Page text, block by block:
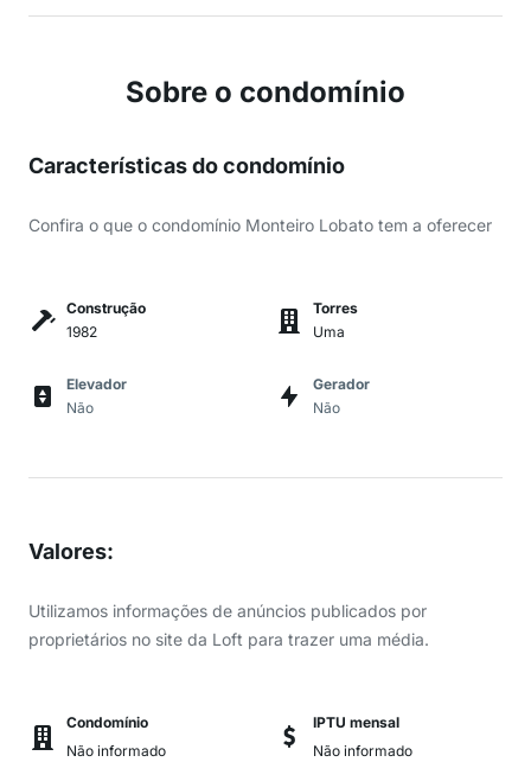
Sobre o condomínio
Características do condomínio
Confira o que o condomínio Monteiro Lobato tem a oferecer
Construção
1982
Torres
Uma
Elevador
Não
Gerador
Não
Valores:
Utilizamos informações de anúncios publicados por
proprietários no site da Loft para trazer uma média.
Condomínio
Não informado
IPTU mensal
Não informado